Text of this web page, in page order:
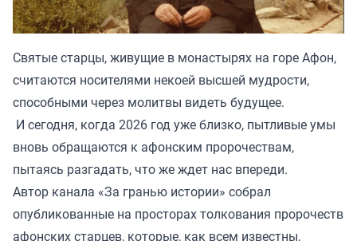
Святые старцы, живущие в монастырях на горе Афон,
считаются носителями некоей высшей мудрости,
способными через молитвы видеть будущее.
И сегодня, когда 2026 год уже близко, пытливые умы
вновь обращаются к афонским пророчествам,
пытаясь разгадать, что же ждет нас впереди.
Автор канала «За гранью истории» собрал
опубликованные на просторах толкования пророчеств
афонских старцев, которые, как всем известны,